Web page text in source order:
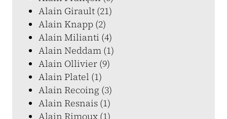
Alain Girault (21)
Alain Knapp (2)
Alain Milianti (4)
Alain Neddam (1)
Alain Ollivier (9)
Alain Platel (1)
Alain Recoing (3)
Alain Resnais (1)
Alain Rimoux (1)